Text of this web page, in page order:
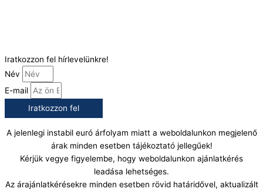
Iratkozzon fel hírlevelünkre!
Név
E-mail
Iratkozzon fel
A jelenlegi instabil euró árfolyam miatt a weboldalunkon megjelenő
árak minden esetben tájékoztató jellegűek!
Kérjük vegye figyelembe, hogy weboldalunkon ajánlatkérés
leadása lehetséges.
Az árajánlatkérésekre minden esetben rövid határidővel, aktualizált